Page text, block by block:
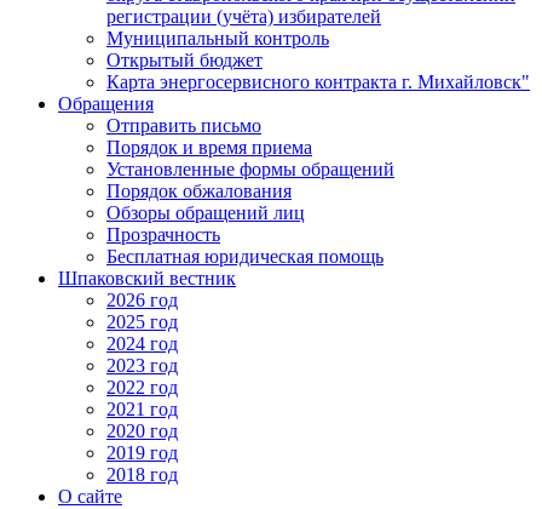
регистрации (учёта) избирателей
Муниципальный контроль
Открытый бюджет
Карта энергосервисного контракта г. Михайловск"
Обращения
Отправить письмо
Порядок и время приема
Установленные формы обращений
Порядок обжалования
Обзоры обращений лиц
Прозрачность
Бесплатная юридическая помощь
Шпаковский вестник
2026 год
2025 год
2024 год
2023 год
2022 год
2021 год
2020 год
2019 год
2018 год
О сайте